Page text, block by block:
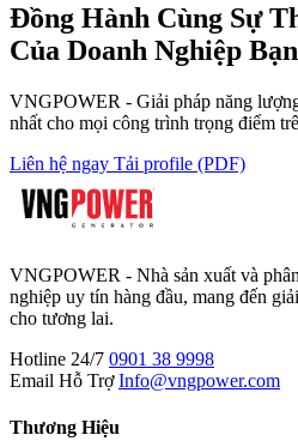
Đồng Hành Cùng Sự
Của Doanh Nghiệp Bạn
VNGPOWER - Giải pháp năng
nhất cho mọi công trình trọng điểm
Liên hệ ngay Tải profile (PDF)
VNGPOWER - Nhà sản xuất và
nghiệp uy tín hàng đầu, mang đến
cho tương lai.
Hotline 24/7 0901 38 9998
Email Hỗ Trợ Info@vngpower.com
Thương Hiệu